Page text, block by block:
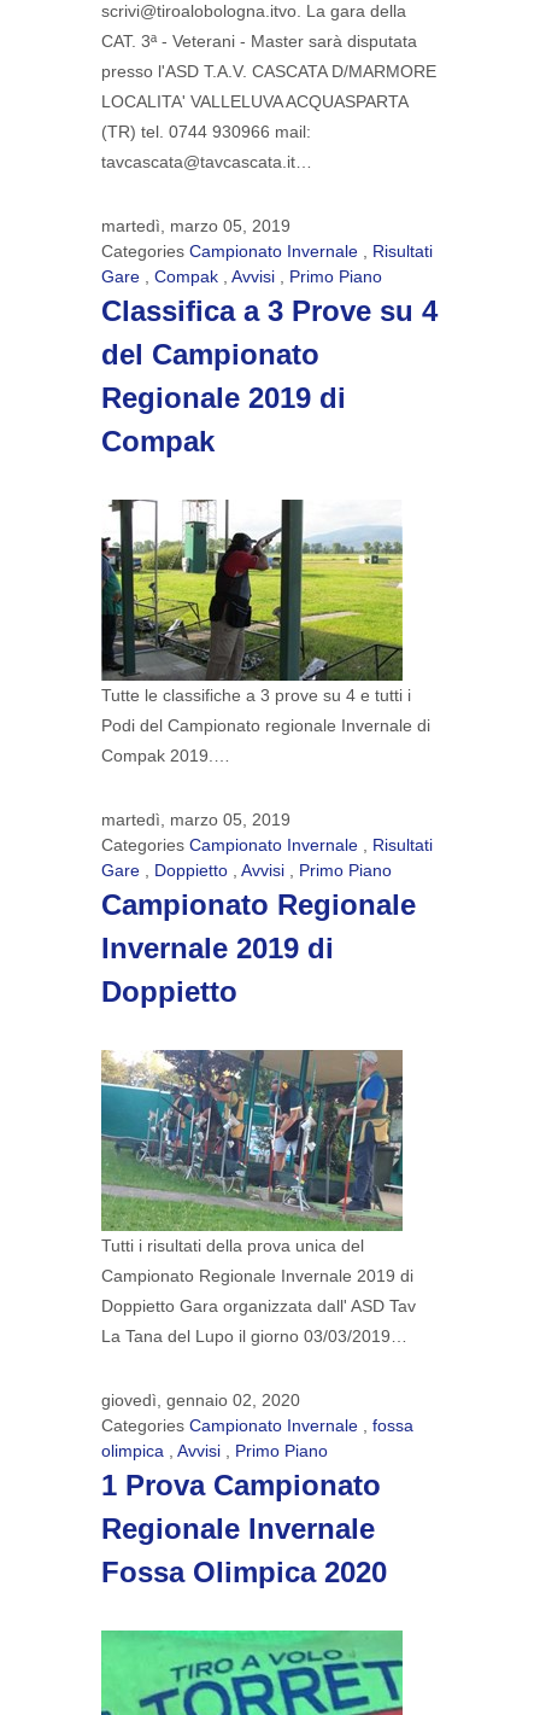
scrivi@tiroalobologna.itvo. La gara della
CAT. 3ª - Veterani - Master sarà disputata
presso l'ASD T.A.V. CASCATA D/MARMORE
LOCALITA' VALLELUVA ACQUASPARTA
(TR) tel. 0744 930966 mail:
tavcascata@tavcascata.it…
martedì, marzo 05, 2019
Categories Campionato Invernale
Risultati
Gare
Compak Avvisi Primo Piano
Classifica a 3 Prove su 4
del Campionato
Regionale 2019 di
Compak
Tutte le classifiche a 3 prove su 4 e tutti i
Podi del Campionato regionale Invernale di
Compak 2019.…
martedì, marzo 05, 2019
Categories Campionato Invernale
Risultati
Gare
Doppietto Avvisi Primo Piano
Campionato Regionale
Invernale 2019 di
Doppietto
Tutti i risultati della prova unica del
Campionato Regionale Invernale 2019 di
Doppietto Gara organizzata dall' ASD Tav
La Tana del Lupo il giorno 03/03/2019…
giovedì, gennaio 02, 2020
Categories Campionato Invernale
fossa
olimpica
Avvisi Primo Piano
1 Prova Campionato
Regionale Invernale
Fossa Olimpica 2020